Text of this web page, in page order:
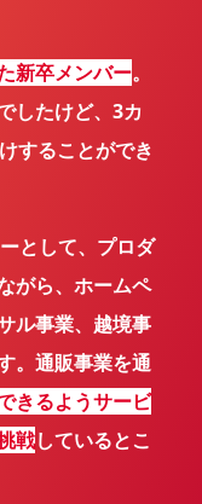
新卒メンバー。
したけど、3カ
することができ
として、プロダ
がら、ホームペ
ル事業、越境事
。通販事業を通
きるようサービ
戦しているとこ